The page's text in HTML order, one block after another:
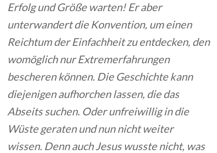
Erfolg und Größe warten! Er aber
unterwandert die Konvention, um einen
Reichtum der Einfachheit zu entdecken, den
womöglich nur Extremerfahrungen
bescheren können. Die Geschichte kann
diejenigen aufhorchen lassen, die das
Abseits suchen. Oder unfreiwillig in die
Wüste geraten und nun nicht weiter
wissen. Denn auch Jesus wusste nicht, was